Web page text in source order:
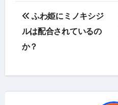
投
稿
ナ
ビ
ゲ
ふわ姫にミノキシジ
ルは配合されているの
か？